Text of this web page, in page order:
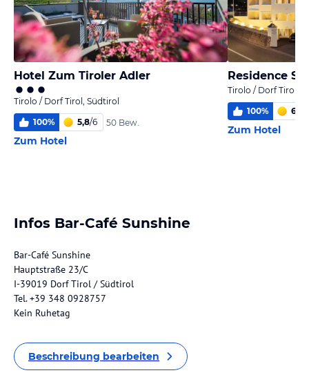
Hotel Zum Tiroler Adler
Tirolo / Dorf Tirol, Südtirol
100% 5,8/6 50 Bew.
Zum Hotel
Residence
Tirolo / Dorf Tirol,
100% 6,0
Zum Hotel
Infos Bar-Café Sunshine
Bar-Café Sunshine
Hauptstraße 23/C
I-39019 Dorf Tirol / Südtirol
Tel. +39 348 0928757
Kein Ruhetag
Beschreibung bearbeiten